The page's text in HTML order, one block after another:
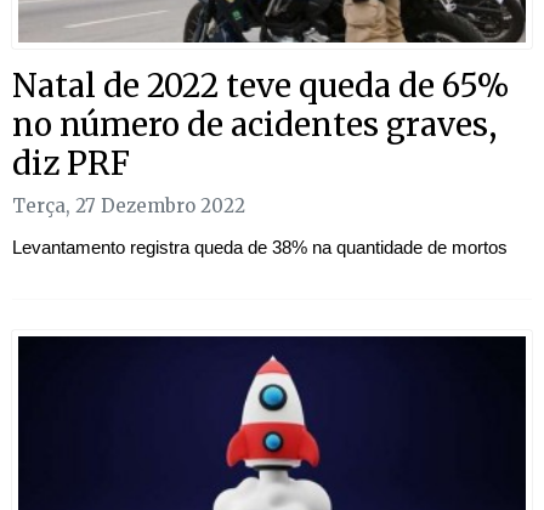
Natal de 2022 teve queda de 65%
no número de acidentes graves,
diz PRF
Terça, 27 Dezembro 2022
Levantamento registra queda de 38% na quantidade de mortos